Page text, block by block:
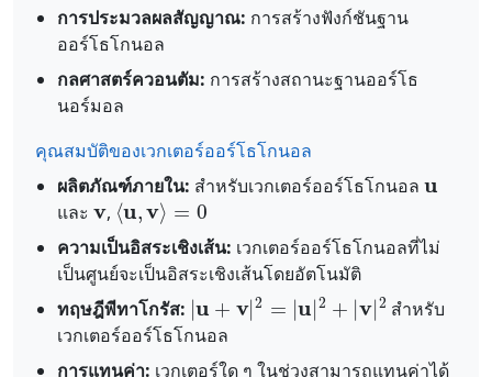
การประมวลผลสัญญาณ: การสร้างฟังก์ชันฐาน
ออร์โธโกนอล
กลศาสตร์ควอนตัม: การสร้างสถานะฐานออร์โธ
นอร์มอล
คุณสมบัติของเวกเตอร์ออร์โธโกนอล
ผลิตภัณฑ์ภายใน: สำหรับเวกเตอร์ออร์โธโกนอล
และ
v
,
⟨u,v⟩=0
ความเป็นอิสระเชิงเส้น: เวกเตอร์ออร์โธโกนอลที่ไม่
เป็นศูนย์จะเป็นอิสระเชิงเส้นโดยอัตโนมัติ
ทฤษฎีพีทาโกรัส:
| 2 u 2+ v 2
สำหรับ
เวกเตอร์ออร์โธโกนอล
การแทนค่า: เวกเตอร์ใด ๆ ในช่วงสามารถแทนค่าได้